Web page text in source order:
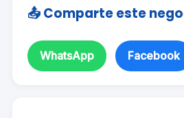
📤 Comparte este
WhatsApp Facebook